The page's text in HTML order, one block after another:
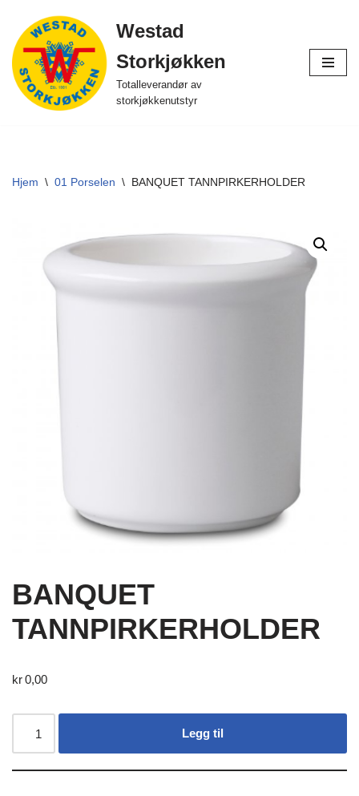
Hopp
til
innholdet
Westad
Storkjøkken
Totalleverandør av
storkjøkkenutstyr
Hjem \ 01 Porselen \ BANQUET TANNPIRKERHOLDER
BANQUET
TANNPIRKERHOLDER
kr0,00
Legg til